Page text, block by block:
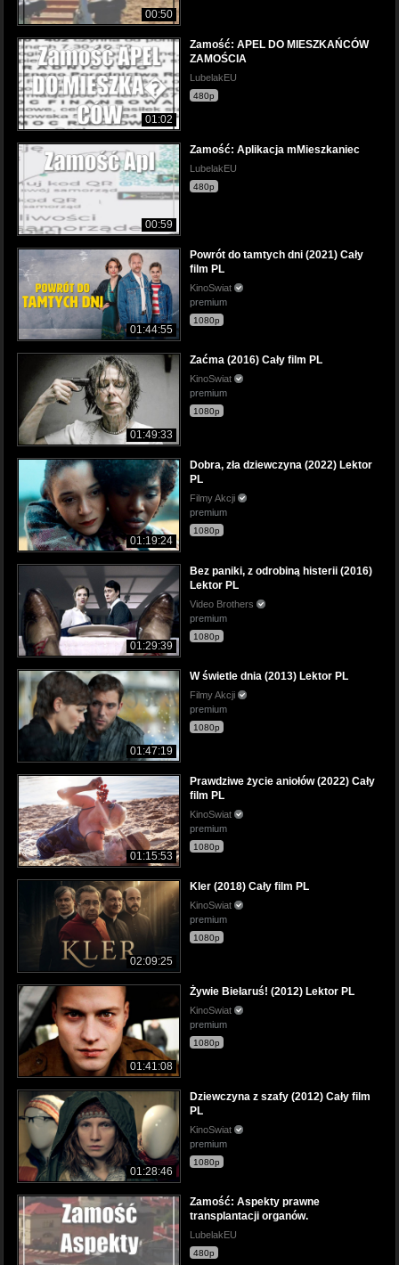
00:50
01:02
Zamość: APEL DO MIESZKAŃCÓW
ZAMOŚCIA
LubelakEU
480p
00:59
Zamość: Aplikacja mMieszkaniec
LubelakEU
480p
01:44:55
Powrót do tamtych dni (2021) Cały
film PL
KinoSwiat
premium
1080p
01:49:33
Zaćma (2016) Cały film PL
KinoSwiat
premium
1080p
01:19:24
Dobra, zła dziewczyna (2022) Lektor
PL
Filmy Akcji
premium
1080p
01:29:39
Bez paniki, z odrobiną histerii (2016)
Lektor PL
Video Brothers
premium
1080p
01:47:19
W świetle dnia (2013) Lektor PL
Filmy Akcji
premium
1080p
01:15:53
Prawdziwe życie aniołów (2022) Cały
film PL
KinoSwiat
premium
1080p
02:09:25
Kler (2018) Cały film PL
KinoSwiat
premium
1080p
01:41:08
Żywie Biełaruś! (2012) Lektor PL
KinoSwiat
premium
1080p
01:28:46
Dziewczyna z szafy (2012) Cały film
PL
KinoSwiat
premium
1080p
Zamość: Aspekty prawne
transplantacji organów.
LubelakEU
480p